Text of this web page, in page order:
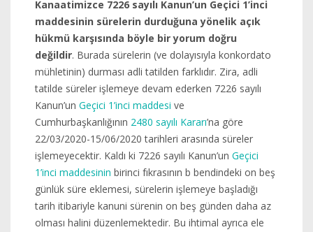
Kanaatimizce 7226 sayılı Kanun’un Geçici 1’inci
maddesinin sürelerin durduğuna yönelik açık
hükmü karşısında böyle bir yorum doğru
değildir. Burada sürelerin (ve dolayısıyla konkordato
mühletinin) durması adli tatilden farklıdır. Zira, adli
tatilde süreler işlemeye devam ederken 7226 sayılı
Kanun’un Geçici 1’inci maddesi ve
Cumhurbaşkanlığının 2480 sayılı Kararı’na göre
22/03/2020-15/06/2020 tarihleri arasında süreler
işlemeyecektir. Kaldı ki 7226 sayılı Kanun’un Geçici
1’inci maddesinin birinci fıkrasının b bendindeki on beş
günlük süre eklemesi, sürelerin işlemeye başladığı
tarih itibariyle kanuni sürenin on beş günden daha az
olması halini düzenlemektedir. Bu ihtimal ayrıca ele